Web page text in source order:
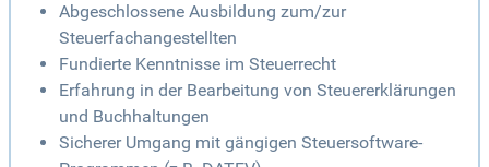
Abgeschlossene Ausbildung zum/zur
Steuerfachangestellten
Fundierte Kenntnisse im Steuerrecht
Erfahrung in der Bearbeitung von Steuererklärungen
und Buchhaltungen
Sicherer Umgang mit gängigen Steuersoftware-